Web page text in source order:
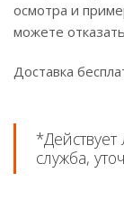
осмотра и
можете
Доставка
служба,